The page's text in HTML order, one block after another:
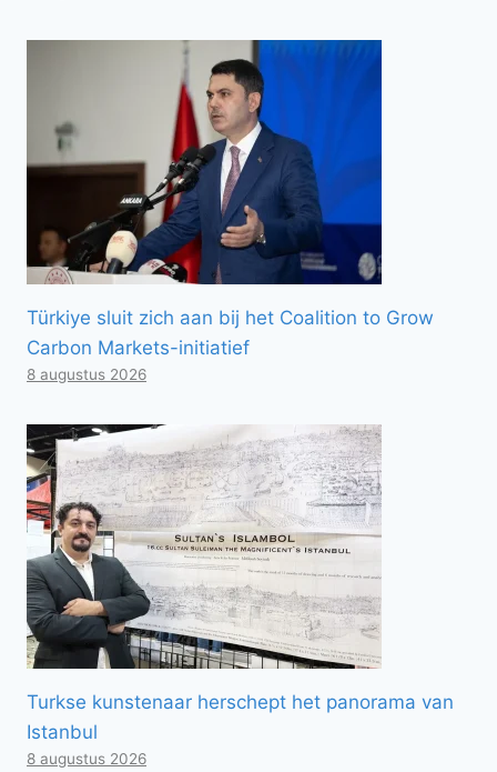
Türkiye sluit zich aan bij het Coalition to Grow
Carbon Markets-initiatief
8 augustus 2026
Turkse kunstenaar herschept het panorama van
Istanbul
8 augustus 2026